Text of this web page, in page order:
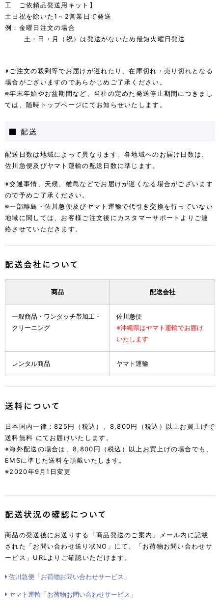
工 ご依頼品発送用キット】
土日祝を除いた1～2営業日で発送
例：金曜日注文の場合
土・日・月（祝）は発送がないため最短火曜日発送
※ご注文の殺到等でお届けが遅れたり、在庫切れ・売り切れとなる
場合がございますのであらかじめご了承ください。
※年末年始やお盆期間など、当社の定めた発送停止期間につきまし
ては、随時トップページにてお知らせいたします。
■ 配送
配送日数は地域によって異なります。各地域へのお届け日数は、
佐川急便及びヤマト運輸の配送日数に準じます。
※交通事情、天候、離島などでお届けが遅くなる場合がございます
ので予めご了承ください。
※一部離島・佐川急便及びヤマト運輸で代引き交換を行っていない
地域に関しては、お客様ご注文後にカスタマーサポートよりご連
絡させていただきます。
配送会社について
商品 配送会社
一般商品・ワンタッチ帯加工・
クリーニング
佐川急便
※沖縄県はヤマト運輸でお届け
いたします
レンタル商品 ヤマト運輸
送料について
日本国内一律：825円（税込）、8,800円（税込）以上お買上げで
送料無料 にてお届けいたします。
※海外配送の場合は、8,800円（税込）以上お買上げの場合でも、
EMSに準じた送料を頂戴いたします。
※2020年9月1日変更
配送状況の確認について
商品の発送後にお送りする「商品発送のご案内」メール内に記載
された「お問い合わせ送り状NO」にて、「お荷物お問い合わせサ
ービス」URLよりご確認いただけます。
佐川急便「お荷物お問い合わせサービス」
ヤマト運輸「お荷物お問い合わせサービス」